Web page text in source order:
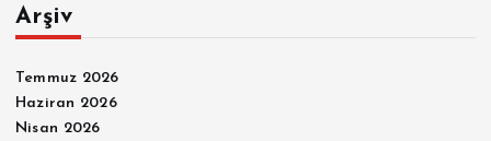
Arşiv
Temmuz 2026
Haziran 2026
Nisan 2026